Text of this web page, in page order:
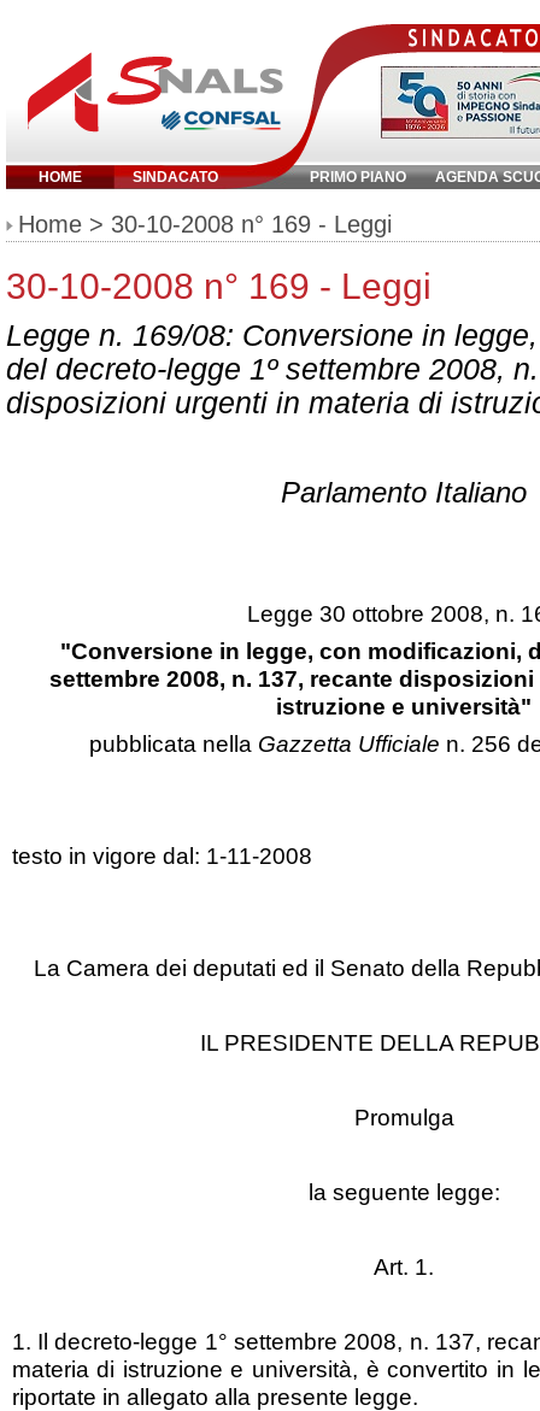
HOME SINDACATO PRIMO PIANO AGENDA
Inserisci parola chiave:
Home > 30-10-2008 n° 169 - Leggi
30-10-2008 n° 169 - Leggi
Legge n. 169/08: Conversione in
del decreto-legge 1º settembre 2008,
disposizioni urgenti in materia di
Parlamento Italiano
Legge 30 ottobre 2008, n.
"Conversione in legge, con modificazioni,
settembre 2008, n. 137, recante
istruzione e università"
pubblicata nella Gazzetta Ufficiale n. 256
testo in vigore dal: 1-11-2008
La Camera dei deputati ed il Senato della
IL PRESIDENTE DELLA
Promulga
la seguente legge:
Art. 1.
1. Il decreto-legge 1° settembre 2008, n. 137,
materia di istruzione e università, è convertito in
riportate in allegato alla presente legge.